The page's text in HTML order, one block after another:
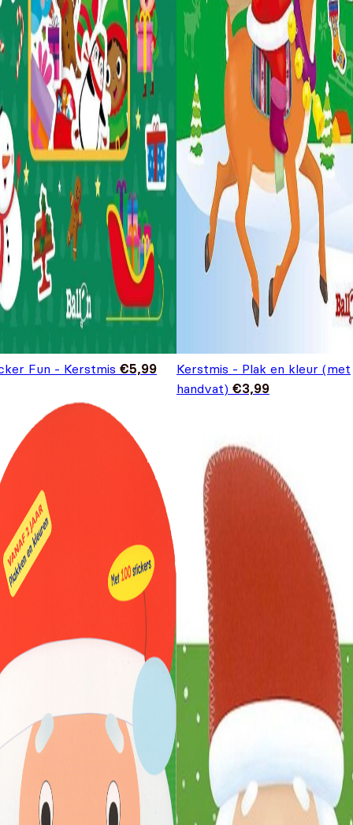
Fun - Kerstmis €5,99
Kerstmis - Plak en kleur (met
handvat) €3,99